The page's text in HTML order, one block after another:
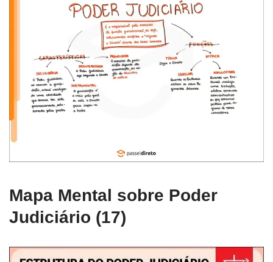
Mapa Mental sobre Poder
Judiciário (17)